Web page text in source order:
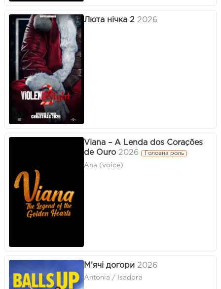
Люта нічка 2 2026
Viana – A Lenda dos Corações
de Ouro 2026 Головна роль
Ana (voice)
М’ячі догори 2026
Antonia / Isadora